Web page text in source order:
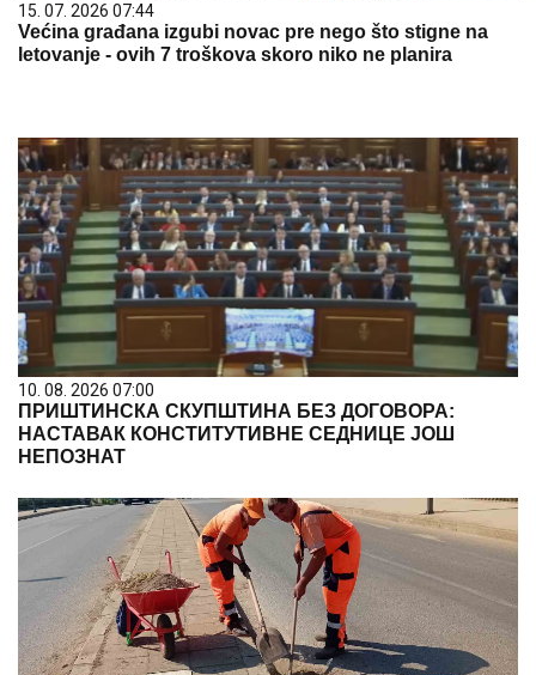
15. 07. 2026 07:44
Većina građana izgubi novac pre nego što stigne na
letovanje - ovih 7 troškova skoro niko ne planira
10. 08. 2026 07:00
ПРИШТИНСКА СКУПШТИНА БЕЗ ДОГОВОРА:
НАСТАВАК КОНСТИТУТИВНЕ СЕДНИЦЕ ЈОШ
НЕПОЗНАТ